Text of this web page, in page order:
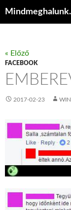
« Előző
FACEBOOK
2017-02-23